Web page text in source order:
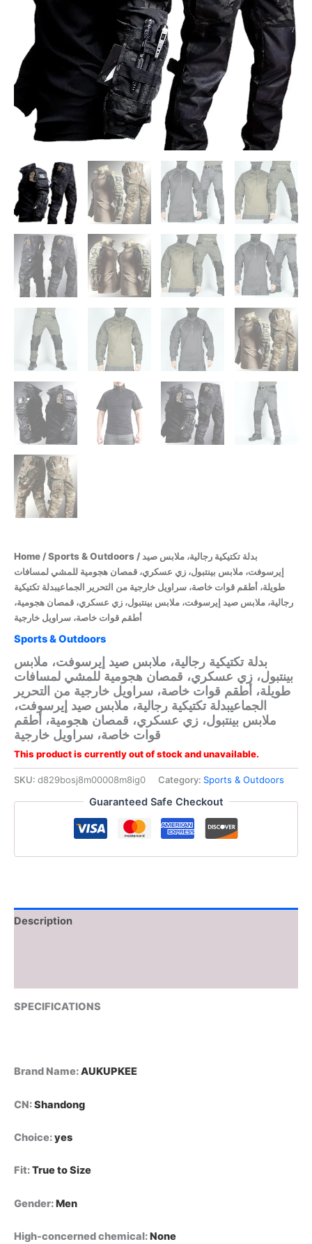
Home /Sports & Outdoors / بدلة تكتيكية رجالية، ملابس صيد
إيرسوفت، ملابس بينتبول، زي عسكري، قمصان هجومية للمشي لمسافات
طويلة، أطقم قوات خاصة، سراويل خارجية من التحرير الجماعيبدلة تكتيكية
رجالية، ملابس صيد إيرسوفت، ملابس بينتبول، زي عسكري، قمصان هجومية،
أطقم قوات خاصة، سراويل خارجية
Sports & Outdoors
بدلة تكتيكية رجالية، ملابس صيد إيرسوفت، ملابس
بينتبول، زي عسكري، قمصان هجومية للمشي لمسافات
طويلة، أطقم قوات خاصة، سراويل خارجية من التحرير
الجماعيبدلة تكتيكية رجالية، ملابس صيد إيرسوفت،
ملابس بينتبول، زي عسكري، قمصان هجومية، أطقم
قوات خاصة، سراويل خارجية
This product is currently out of stock and unavailable.
SKU: d829bosj8m00008m8ig0 Category: Sports & Outdoors
Guaranteed Safe Checkout
Description
SPECIFICATIONS
Brand Name:AUKUPKEE
CN:Shandong
Choice:yes
Fit:True to Size
Gender:Men
High-concerned chemical:None